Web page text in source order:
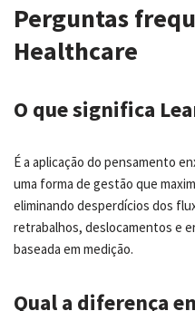
Perguntas
Healthcare
O que significa
É a aplicação do pensamento
uma forma de gestão que
eliminando desperdícios dos
retrabalhos, deslocamentos e
baseada em medição.
Qual a diferença